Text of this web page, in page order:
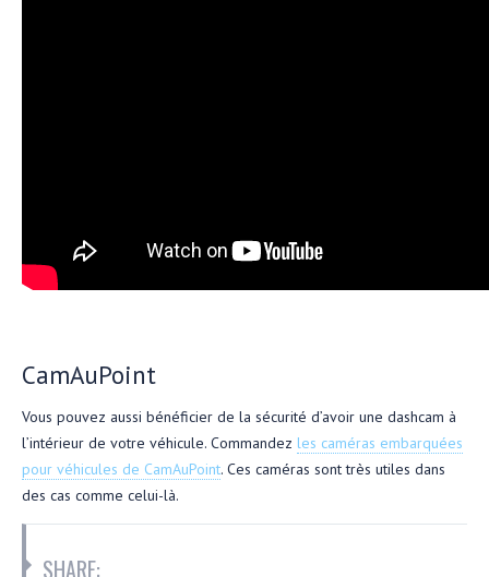
CamAuPoint
Vous pouvez aussi bénéficier de la sécurité d’avoir une dashcam à
l’intérieur de votre véhicule. Commandez les caméras embarquées
pour véhicules de CamAuPoint. Ces caméras sont très utiles dans
des cas comme celui-là.
SHARE: